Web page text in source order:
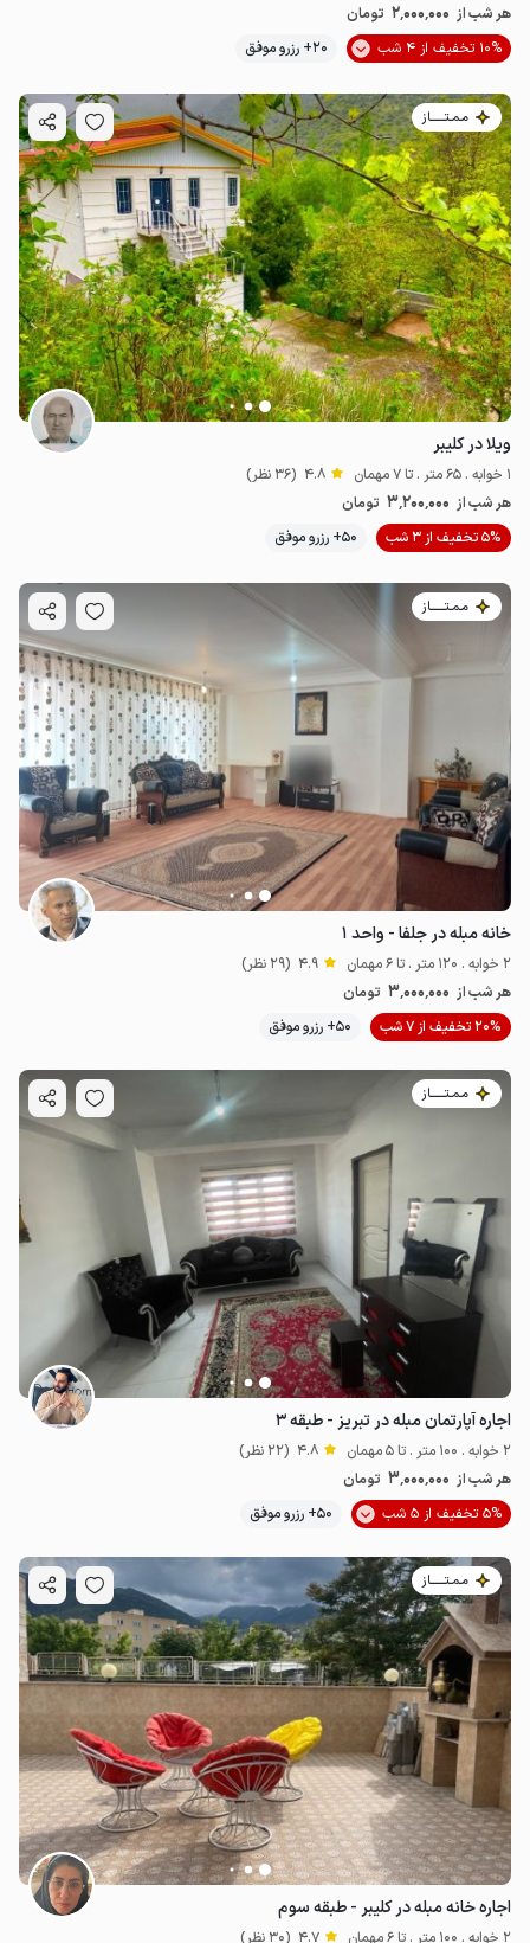
هر شب از 2٬000٬000 تومان
10% تخفیف از 4 شب
20+ رزرو موفق
مـمـتــــــاز
ویلا در کلیبر
1 خوابه . 65 متر . تا 7 مهمان 4.8 (36 نظر)
هر شب از 3٬200٬000 تومان
5% تخفیف از 3 شب
50+ رزرو موفق
مـمـتــــــاز
خانه مبله در جلفا - واحد ۱
2 خوابه . 120 متر . تا 6 مهمان 4.9 (29 نظر)
هر شب از 3٬000٬000 تومان
20% تخفیف از 7 شب
50+ رزرو موفق
مـمـتــــــاز
اجاره آپارتمان مبله در تبریز - طبقه ۳
2 خوابه . 100 متر . تا 5 مهمان 4.8 (22 نظر)
هر شب از 3٬000٬000 تومان
5% تخفیف از 5 شب
50+ رزرو موفق
مـمـتــــــاز
اجاره خانه مبله در کلیبر - طبقه سوم
2 خوابه . 100 متر . تا 6 مهمان 4.7 (30 نظر)